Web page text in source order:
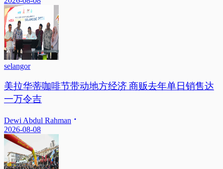
selangor
美拉华蒂咖啡节带动地方经济 商贩去年单日销售达
一万令吉
Dewi Abdul Rahman
2026-08-08